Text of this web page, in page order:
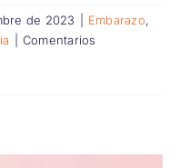
de 2023 Embarazo,
Comentarios